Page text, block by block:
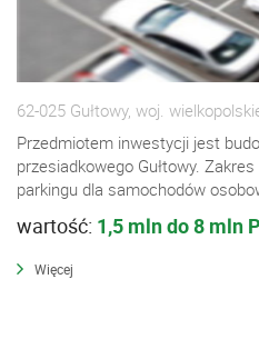
62-025 Gułtowy, woj.
Przedmiotem inwestycji jest
przesiadkowego Gułtowy.
parkingu dla samochodów
wartość: 1,5 mln do 8 mln
Więcej